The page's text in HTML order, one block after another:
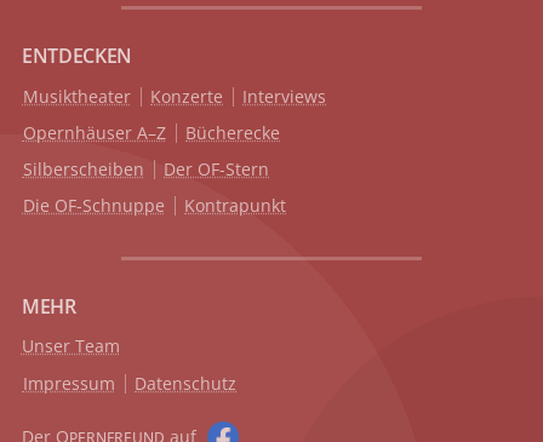
ENTDECKEN
Musiktheater Konzerte
Interviews
Opernhäuser A–Z
Bücherecke
Silberscheiben
Der OF-Stern
Die OF-Schnuppe
Kontrapunkt
MEHR
Unser Team
Impressum
Datenschutz
Der OPERNFREUND auf